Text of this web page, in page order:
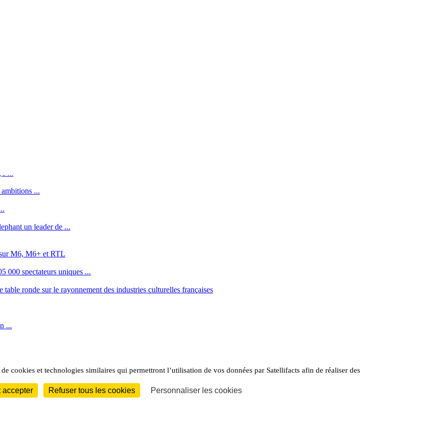
entre missions ...
...
...
un leader de ...
M6, M6+ et RTL
000 spectateurs uniques ...
ronde sur le rayonnement des industries culturelles françaises
...
cookies et technologies similaires qui permettront l’utilisation de vos données par Satellifacts afin de réaliser des
accepter Refuser tous les cookies Personnaliser les cookies